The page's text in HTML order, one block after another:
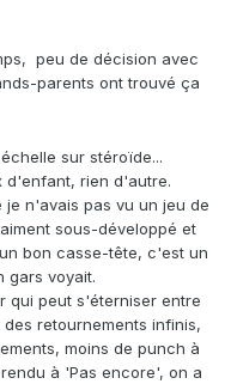
peu de décision avec
parents ont trouvé ça
sur stéroïde...
d'enfant, rien d'autre.
je n'avais pas vu un jeu de
sous-développé et
bon casse-tête, c'est un
gars voyait.
qui peut s'éterniser entre
retournements infinis,
moins de punch à
à 'Pas encore', on a